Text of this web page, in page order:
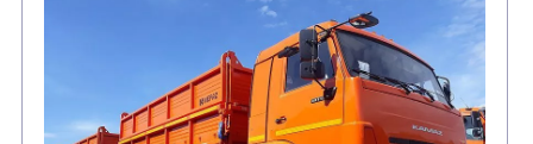
Крано-
установки (КМУ)